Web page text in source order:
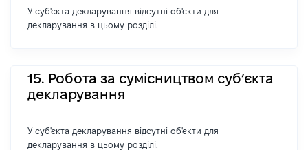
У суб'єкта декларування відсутні об'єкти для
декларування в цьому розділі.
15. Робота за сумісництвом суб’єкта
декларування
У суб'єкта декларування відсутні об'єкти для
декларування в цьому розділі.